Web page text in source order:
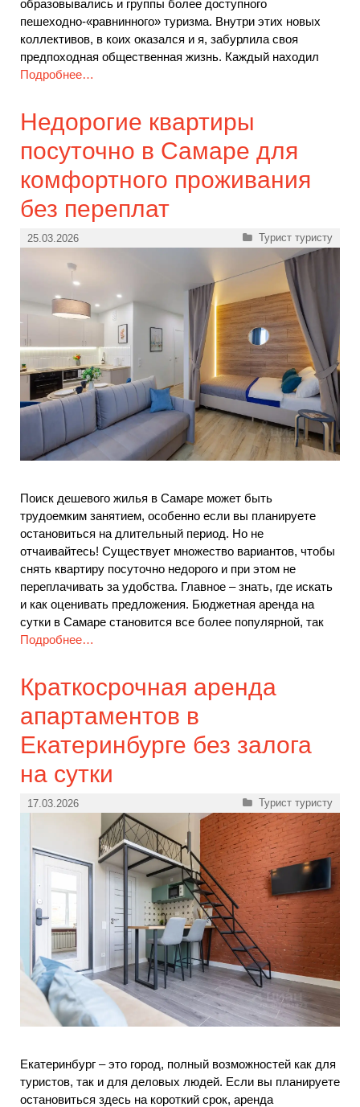
образовывались и группы более доступного
пешеходно-«равнинного» туризма. Внутри этих новых
коллективов, в коих оказался и я, забурлила своя
предпоходная общественная жизнь. Каждый находил
Подробнее…
Недорогие квартиры
посуточно в Самаре для
комфортного проживания
без переплат
25.03.2026 Рубрики
Турист туристу
Поиск дешевого жилья в Самаре может быть
трудоемким занятием, особенно если вы планируете
остановиться на длительный период. Но не
отчаивайтесь! Существует множество вариантов, чтобы
снять квартиру посуточно недорого и при этом не
переплачивать за удобства. Главное – знать, где искать
и как оценивать предложения. Бюджетная аренда на
сутки в Самаре становится все более популярной, так
Подробнее…
Краткосрочная аренда
апартаментов в
Екатеринбурге без залога
на сутки
17.03.2026 Рубрики
Турист туристу
Екатеринбург – это город, полный возможностей как для
туристов, так и для деловых людей. Если вы планируете
остановиться здесь на короткий срок, аренда